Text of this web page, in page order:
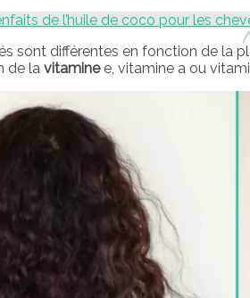
de l’huile de coco pour les
sont différentes en fonction de la
de la vitaminee, vitamine a ou